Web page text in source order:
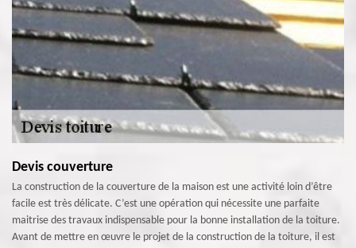
Devis couverture
La construction de la couverture de la maison est une activité loin d’être
facile est très délicate. C’est une opération qui nécessite une parfaite
maitrise des travaux indispensable pour la bonne installation de la toiture.
Avant de mettre en œuvre le projet de la construction de la toiture, il est